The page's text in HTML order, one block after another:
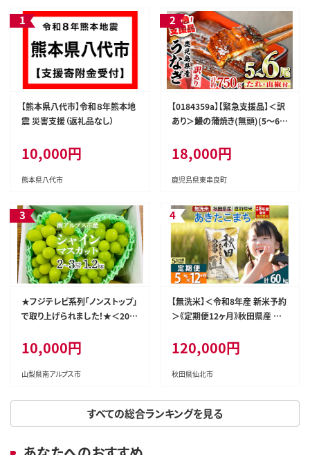
すべての総合ランキングを見る
【熊本県八代市】令和８年熊本地
震 災害支援（返礼品なし）
10,000円
熊本県八代市
【0184359a】【緊急支援品】＜訳
あり＞鰻の蒲焼き(無頭)(5～6
なぎ ウナギ 鰻 国産 蒲焼 蒲焼き
たれ 鹿児島 ふるさと 人気 支援
【アクアおおすみ】
18,000円
鹿児島県東串良町
★フジテレビ系列「ノンストップ」
で取り上げられました！★＜202
市産シャインマスカット1.2kg以
上（2～3房） クール便発送 ALPA
G007
10,000円
山梨県南アルプス市
【無洗米】＜令和8年産 新米予約
＞《定期便12ヶ月》秋田県産 あき
回 5キロ お米 匠 [サンファーム
西木 米5kg 米 5kg 米 5kg定期
便 お米定期便 あきたこまち ごは
120,000円
秋田県仙北市